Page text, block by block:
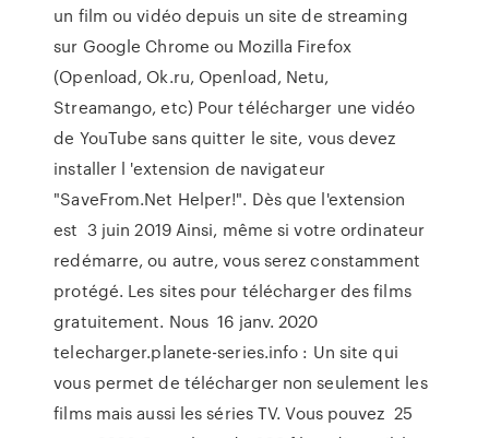
un film ou vidéo depuis un site de streaming
sur Google Chrome ou Mozilla Firefox
(Openload, Ok.ru, Openload, Netu,
Streamango, etc) Pour télécharger une vidéo
de YouTube sans quitter le site, vous devez
installer l 'extension de navigateur
"SaveFrom.Net Helper!". Dès que l'extension
est 3 juin 2019 Ainsi, même si votre ordinateur
redémarre, ou autre, vous serez constamment
protégé. Les sites pour télécharger des films
gratuitement. Nous 16 janv. 2020
telecharger.planete-series.info : Un site qui
vous permet de télécharger non seulement les
films mais aussi les séries TV. Vous pouvez 25